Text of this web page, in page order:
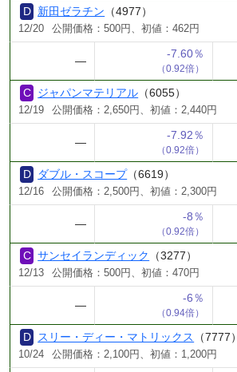
新田ゼラチン （4977）
12/20 公開価格：500円、初値：462円
―
-7.60％
（0.92倍）
ジャパンマテリアル （6055）
12/19 公開価格：2,650円、初値：2,440円
―
-7.92％
（0.92倍）
ダブル・スコープ（6619）
12/16 公開価格：2,500円、初値：2,300円
―
-8％
（0.92倍）
サンセイランディック （3277）
12/13 公開価格：500円、初値：470円
―
-6％
（0.94倍）
スリー・ディー・マトリックス （7777）
10/24 公開価格：2,100円、初値：1,200円